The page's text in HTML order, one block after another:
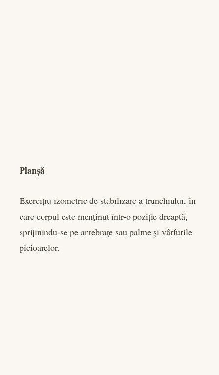
Planșă
Exercițiu izometric de stabilizare a trunchiului, în
care corpul este menținut într-o poziție dreaptă,
sprijinindu-se pe antebrațe sau palme și vârfurile
picioarelor.